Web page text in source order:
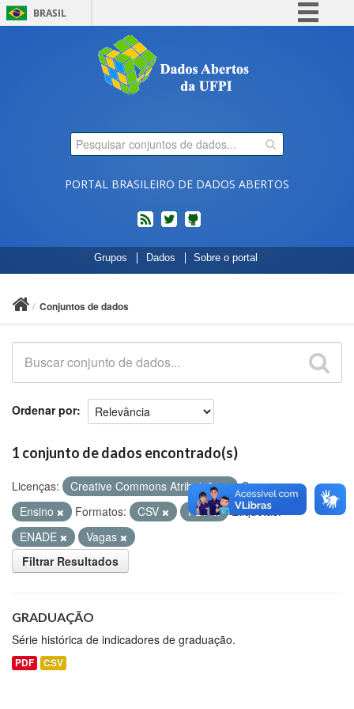
BRASIL
Comunica BR
Participe
Legislação
PORTAL BRASILEIRO DE DADOS ABERTOS
feed twitterCódigos
fonte
de
no
Grupos Dados Sobre o portal
Conjuntos de dados
Ordenar por
1 conjunto de dados encontrado(s)
Licenças: Creative Commons Atribuição
Grupos:
Ensino
Formatos: CSV PDF
Etiquetas:
ENADE
Vagas
Filtrar Resultados
GRADUAÇÃO
Série histórica de indicadores de graduação.
PDF CSV